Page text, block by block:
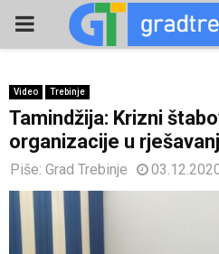
PRIMARY
Video Trebinje
Tamindžija: Krizni
organizacije u
Piše: Grad Trebinje